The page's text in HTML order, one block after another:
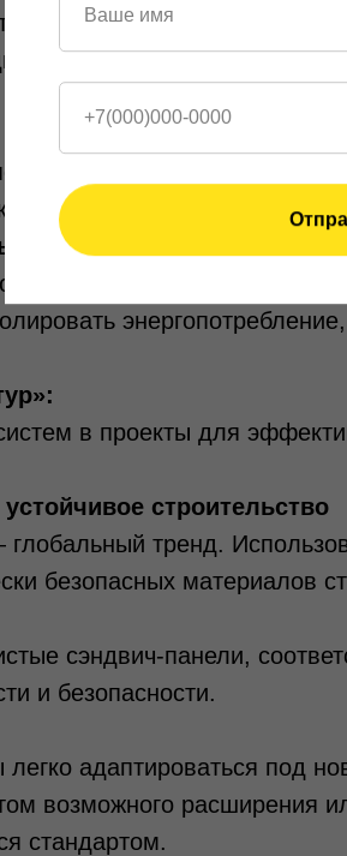
остаётся приоритетом.
технологии
технологии
без потери
управления зданиями
невозможно без
в проекты для
строительство
тренд.
безопасных материалов
сэндвич-панели,
и безопасности.
адаптироваться под
возможного расширения
стандартом.